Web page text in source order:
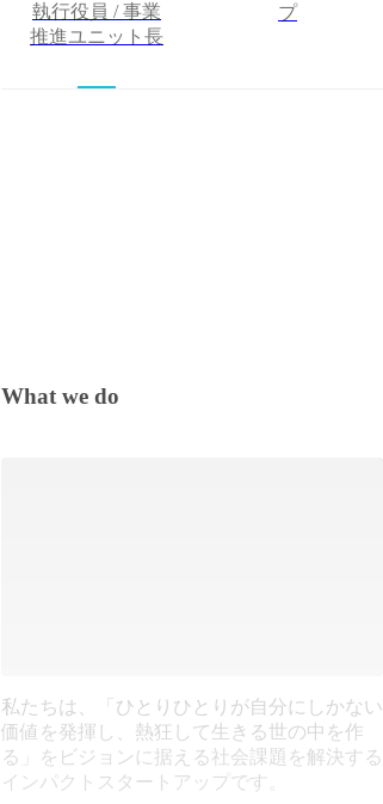
執行役員 / 事業
推進ユニット長
プ
What we do
私たちは、「ひとりひとりが自分にしかない
価値を発揮し、熱狂して生きる世の中を作
る」をビジョンに据える社会課題を解決する
インパクトスタートアップです。